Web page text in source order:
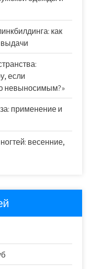
как
выдачи
если
невыносимым?»
применение и
весенние,